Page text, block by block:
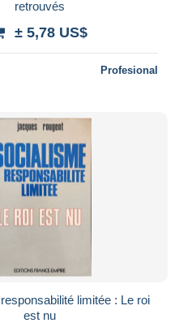
retrouvés
± 5,78 US$
Profesional
limitée : Le roi
est nu